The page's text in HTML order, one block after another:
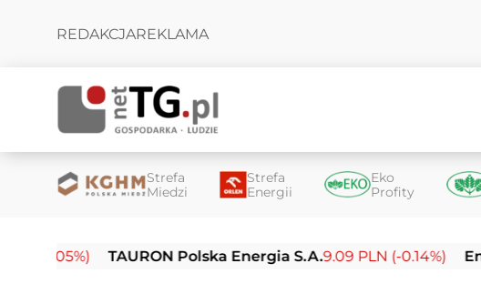
REDAKCJAREKLAMA
Strefa
Miedzi
Strefa
Energii
Eko
Profity
TAURON Polska Energia S.A.9.09 PLN (-0.14%) Enea S.A.